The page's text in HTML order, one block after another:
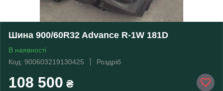
Шина 900/60R32 Advance R-1W 181D
В наявності
Код: 900603219130425
Роздріб
108 500 ₴